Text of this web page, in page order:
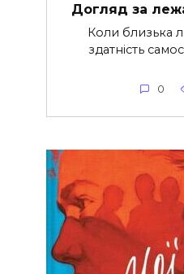
Догляд за
Коли близька
здатність
0